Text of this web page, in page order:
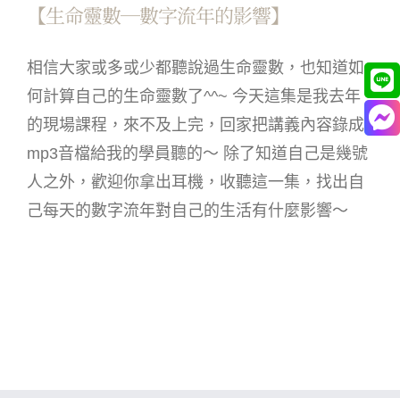
【生命靈數─數字流年的影響】
相信大家或多或少都聽說過生命靈數，也知道如
何計算自己的生命靈數了^^~ 今天這集是我去年
的現場課程，來不及上完，回家把講義內容錄成
mp3音檔給我的學員聽的～ 除了知道自己是幾號
人之外，歡迎你拿出耳機，收聽這一集，找出自
己每天的數字流年對自己的生活有什麼影響～